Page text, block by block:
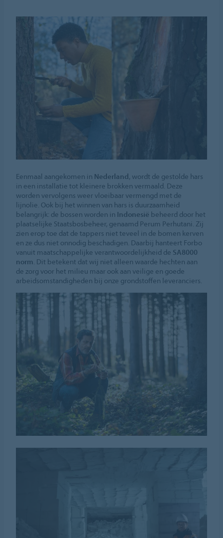
Eenmaal aangekomen in Nederland, wordt de gestolde hars
in een installatie tot kleinere brokken vermaald. Deze
worden vervolgens weer vloeibaar vermengd met de
lijnolie. Ook bij het winnen van hars is duurzaamheid
belangrijk: de bossen worden in Indonesië beheerd door het
plaatselijke Staatsbosbeheer, genaamd Perum Perhutani. Zij
zien erop toe dat de tappers niet teveel in de bomen kerven
en ze dus niet onnodig beschadigen. Daarbij hanteert Forbo
vanuit maatschappelijke verantwoordelijkheid de SA8000
norm. Dit betekent dat wij niet alleen waarde hechten aan
de zorg voor het milieu maar ook aan veilige en goede
arbeidsomstandigheden bij onze grondstoffen leveranciers.